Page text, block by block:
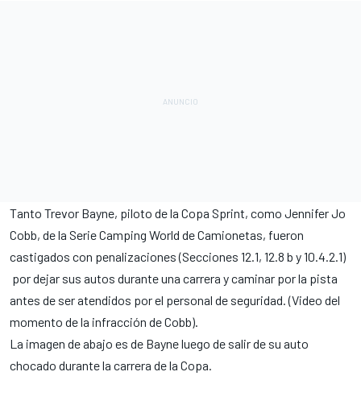
Tanto Trevor Bayne, piloto de la Copa Sprint, como Jennifer Jo
Cobb, de la Serie Camping World de Camionetas, fueron
castigados con penalizaciones (Secciones 12.1, 12.8 b y 10.4.2.1)
por dejar sus autos durante una carrera y caminar por la pista
antes de ser atendidos por el personal de seguridad. (Video del
momento de la infracción de Cobb).
La imagen de abajo es de Bayne luego de salir de su auto
chocado durante la carrera de la Copa.